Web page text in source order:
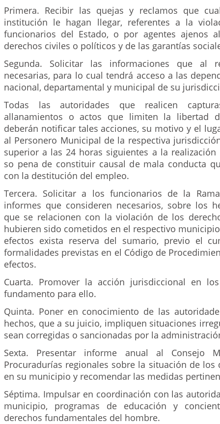
Primera. Recibir las quejas y reclamos que
institución le hagan llegar, referentes a la
funcionarios del Estado, o por agentes ajenos
derechos civiles o políticos y de las garantías
Segunda. Solicitar las informaciones que al
necesarias, para lo cual tendrá acceso a las
nacional, departamental y municipal de su
Todas las autoridades que realicen
allanamientos o actos que limiten la libertad
deberán notificar tales acciones, su motivo y el
al Personero Municipal de la respectiva
superior a las 24 horas siguientes a la realización
so pena de constituir causal de mala conducta
con la destitución del empleo.
Tercera. Solicitar a los funcionarios de la
informes que consideren necesarios, sobre los
que se relacionen con la violación de los
hubieren sido cometidos en el respectivo
efectos exista reserva del sumario, previo el
formalidades previstas en el Código de
efectos.
Cuarta. Promover la acción jurisdiccional en
fundamento para ello.
Quinta. Poner en conocimiento de las
hechos, que a su juicio, impliquen situaciones
sean corregidas o sancionadas por la
Sexta. Presentar informe anual al Consejo
Procuradurías regionales sobre la situación de los
en su municipio y recomendar las medidas
Séptima. Impulsar en coordinación con las
municipio, programas de educación y
derechos fundamentales del hombre.